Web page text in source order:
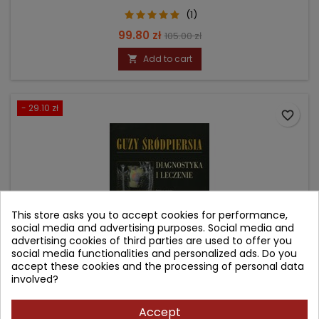
(1)
Price
99.80 zł Regular
price
105.00 zł
 Add to cart
- 29.10 zł
GUZY ŚRÓDPIERSIA
favorite_border
This store asks you to accept cookies for performance,
social media and advertising purposes. Social media and
advertising cookies of third parties are used to offer you
social media functionalities and personalized ads. Do you
accept these cookies and the processing of personal data
involved?
Accept